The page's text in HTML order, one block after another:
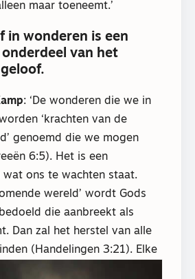
maar toeneemt.’
in wonderen is een
van het
: ‘De wonderen die we in
‘krachten van de
genoemd die we mogen
6:5). Het is een
wat ons te wachten staat.
wereld’ wordt Gods
die aanbreekt als
Dan zal het herstel van alle
(Handelingen 3:21). Elke